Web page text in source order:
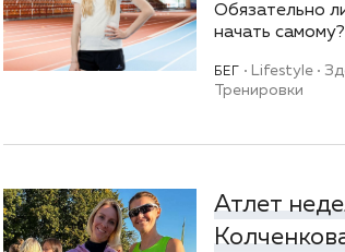
Обязательно
начать самому?
БЕГ Lifestyle
Тренировки
Атлет